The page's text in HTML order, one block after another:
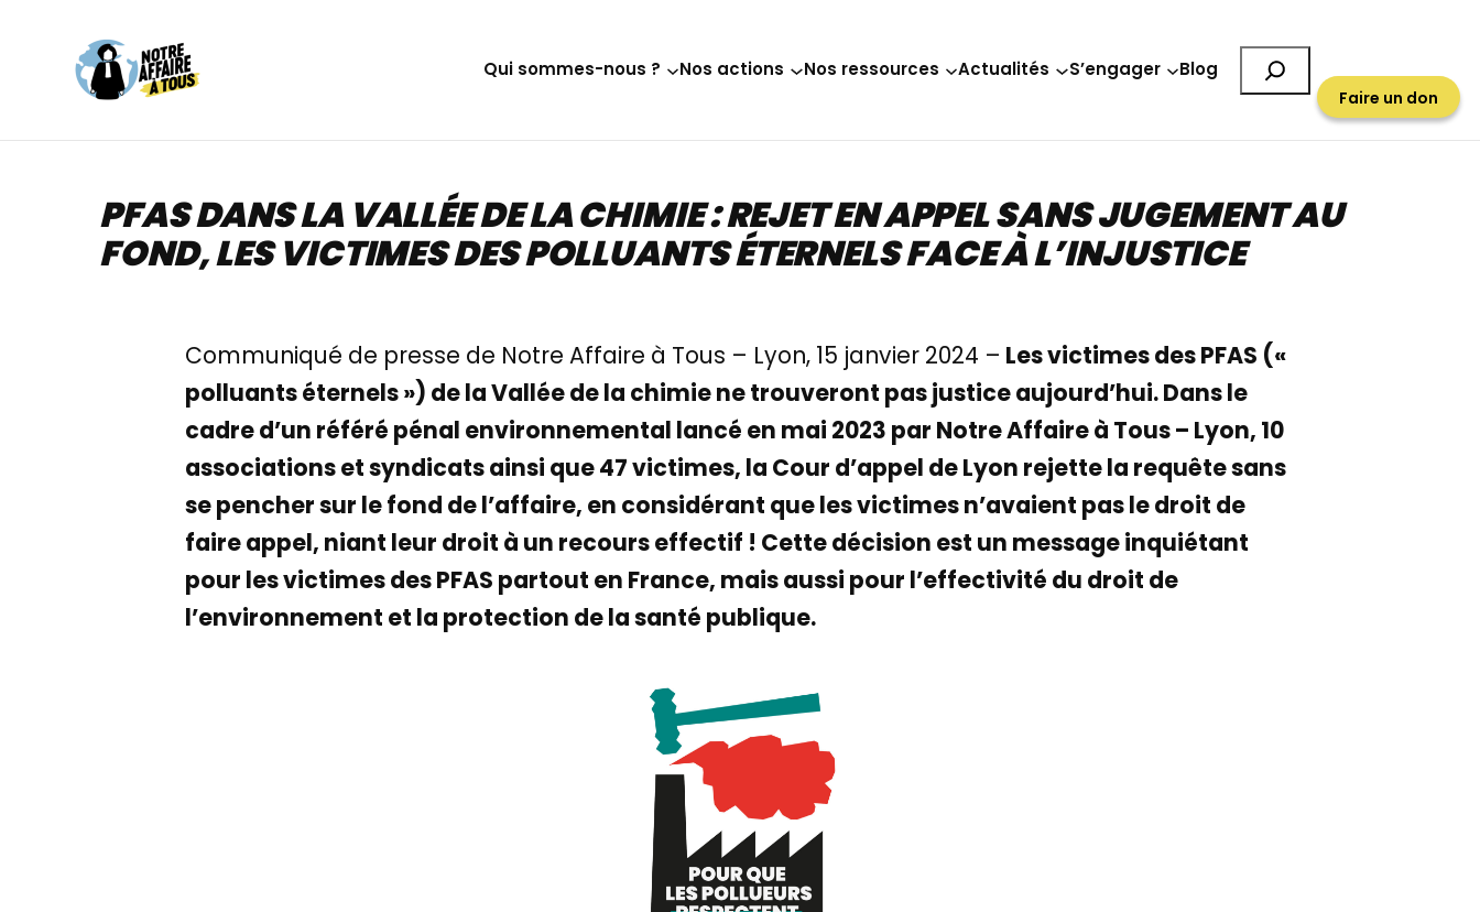
contenu
Qui sommes-nous ? Nos actions Nos ressources Actualités S’engager Blog
Faire un don
PFAS DANS LA VALLÉE DE LA CHIMIE : REJET EN APPEL SANS JUGEMENT AU
FOND, LES VICTIMES DES POLLUANTS ÉTERNELS FACE À L’INJUSTICE
Communiqué de presse de Notre Affaire à Tous – Lyon, 15 janvier 2024 – Les victimes des PFAS («
polluants éternels ») de la Vallée de la chimie ne trouveront pas justice aujourd’hui. Dans le
cadre d’un référé pénal environnemental lancé en mai 2023 par Notre Affaire à Tous – Lyon, 10
associations et syndicats ainsi que 47 victimes, la Cour d’appel de Lyon rejette la requête sans
se pencher sur le fond de l’affaire, en considérant que les victimes n’avaient pas le droit de
faire appel, niant leur droit à un recours effectif ! Cette décision est un message inquiétant
pour les victimes des PFAS partout en France, mais aussi pour l’effectivité du droit de
l’environnement et la protection de la santé publique.